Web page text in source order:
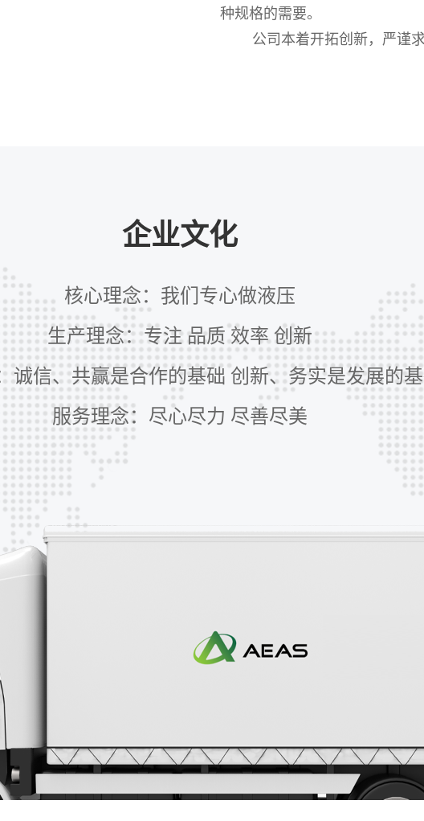
种规格的需要。
公司本着开拓创新，严谨求
企业文化
核心理念：我们专心做液压
生产理念：专注 品质 效率 创新
诚信、共赢是合作的基础 创新、务实是发展的
服务理念：尽心尽力 尽善尽美